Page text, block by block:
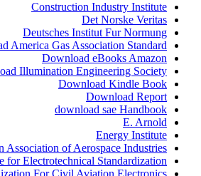
Construction Industry Institute
Det Norske Veritas
Deutsches Institut Fur Normung
America Gas Association Standard
Download eBooks Amazon
Illumination Engineering Society
Download Kindle Book
Download Report
download sae Handbook
E. Arnold
Energy Institute
Association of Aerospace Industries
for Electrotechnical Standardization
For Civil Aviation Electronics